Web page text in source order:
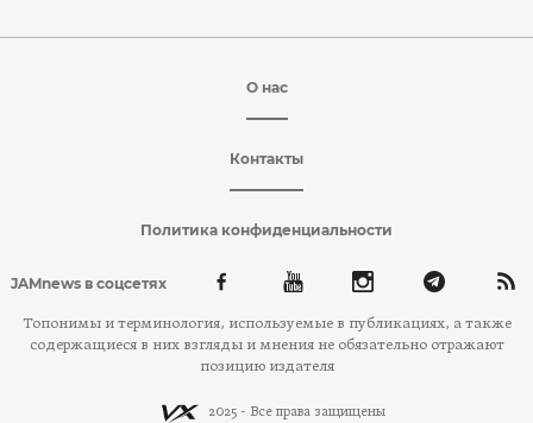
О нас
Контакты
Политика конфиденциальности
JAMnews в соцсетях
Топонимы и терминология, используемые в публикациях, а также
содержащиеся в них взгляды и мнения не обязательно отражают
позицию издателя
2025 - Все права защищены